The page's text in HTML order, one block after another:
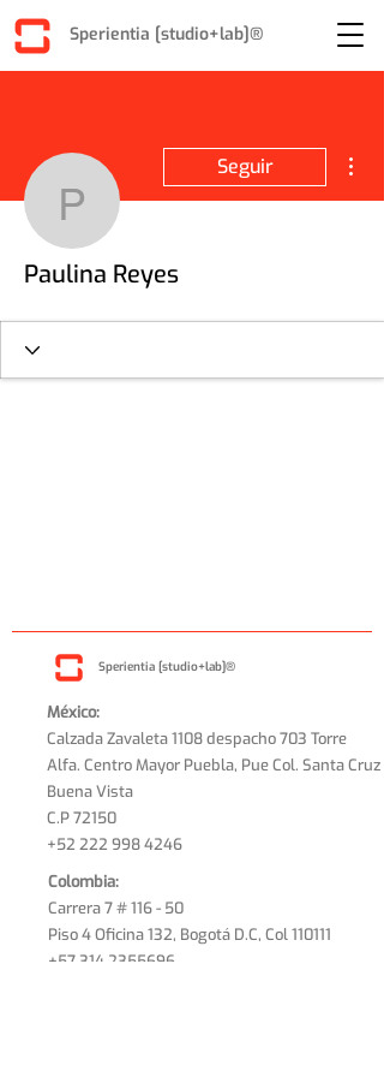
Sperientia [studio+lab]®
Paulina Reyes
Seguir
Paulina Reyes
Sperientia [studio+lab]®
México:
Calzada Zavaleta 1108 despacho 703 Torre
Alfa. Centro Mayor Puebla, Pue Col. Santa Cruz
Buena Vista
C.P 72150
+52 222 998 4246
Colombia:
Carrera 7 # 116 - 50
Piso 4 Oficina 132, Bogotá D.C, Col 110111
+57 314 2355696